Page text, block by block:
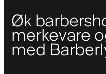
Øk
merkevare
med